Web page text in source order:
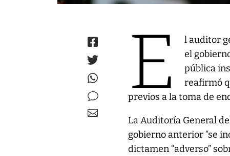
E
l auditor
el
pública
reafirmó
previos a la toma de
La Auditoría General
gobierno anterior “se
dictamen “adverso”